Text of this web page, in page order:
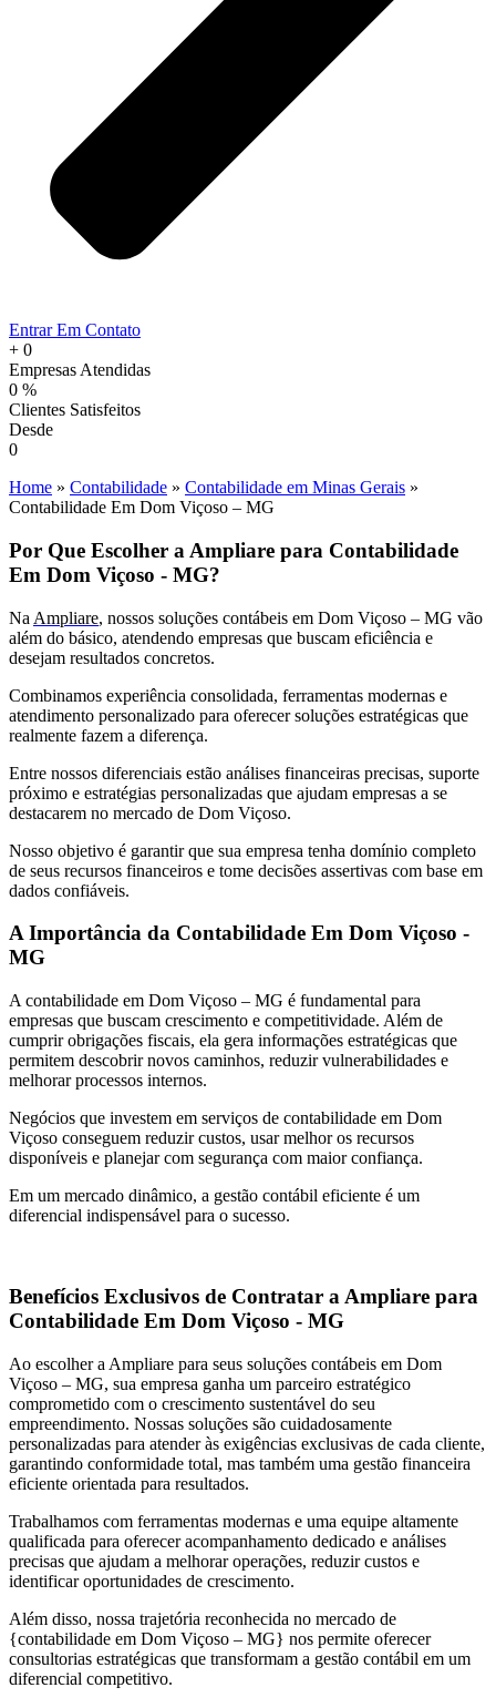
Entrar Em Contato
+ 0
Empresas Atendidas
0 %
Clientes Satisfeitos
Desde
0
Home » Contabilidade » Contabilidade em Minas Gerais »
Contabilidade Em Dom Viçoso – MG
Por Que Escolher a Ampliare para Contabilidade
Em Dom Viçoso - MG?
Na Ampliare, nossos soluções contábeis em Dom Viçoso – MG vão
além do básico, atendendo empresas que buscam eficiência e
desejam resultados concretos.
Combinamos experiência consolidada, ferramentas modernas e
atendimento personalizado para oferecer soluções estratégicas que
realmente fazem a diferença.
Entre nossos diferenciais estão análises financeiras precisas, suporte
próximo e estratégias personalizadas que ajudam empresas a se
destacarem no mercado de Dom Viçoso.
Nosso objetivo é garantir que sua empresa tenha domínio completo
de seus recursos financeiros e tome decisões assertivas com base em
dados confiáveis.
A Importância da Contabilidade Em Dom Viçoso -
MG
A contabilidade em Dom Viçoso – MG é fundamental para
empresas que buscam crescimento e competitividade. Além de
cumprir obrigações fiscais, ela gera informações estratégicas que
permitem descobrir novos caminhos, reduzir vulnerabilidades e
melhorar processos internos.
Negócios que investem em serviços de contabilidade em Dom
Viçoso conseguem reduzir custos, usar melhor os recursos
disponíveis e planejar com segurança com maior confiança.
Em um mercado dinâmico, a gestão contábil eficiente é um
diferencial indispensável para o sucesso.
Benefícios Exclusivos de Contratar a Ampliare para
Contabilidade Em Dom Viçoso - MG
Ao escolher a Ampliare para seus soluções contábeis em Dom
Viçoso – MG, sua empresa ganha um parceiro estratégico
comprometido com o crescimento sustentável do seu
empreendimento. Nossas soluções são cuidadosamente
personalizadas para atender às exigências exclusivas de cada cliente,
garantindo conformidade total, mas também uma gestão financeira
eficiente orientada para resultados.
Trabalhamos com ferramentas modernas e uma equipe altamente
qualificada para oferecer acompanhamento dedicado e análises
precisas que ajudam a melhorar operações, reduzir custos e
identificar oportunidades de crescimento.
Além disso, nossa trajetória reconhecida no mercado de
{contabilidade em Dom Viçoso – MG} nos permite oferecer
consultorias estratégicas que transformam a gestão contábil em um
diferencial competitivo.